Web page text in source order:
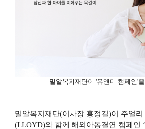
밀알복지재단이 '유앤미 캠페인'
밀알복지재단(이사장 홍정길)이 주얼리
(LLOYD)와 함께 해외아동결연 캠페인 ‘